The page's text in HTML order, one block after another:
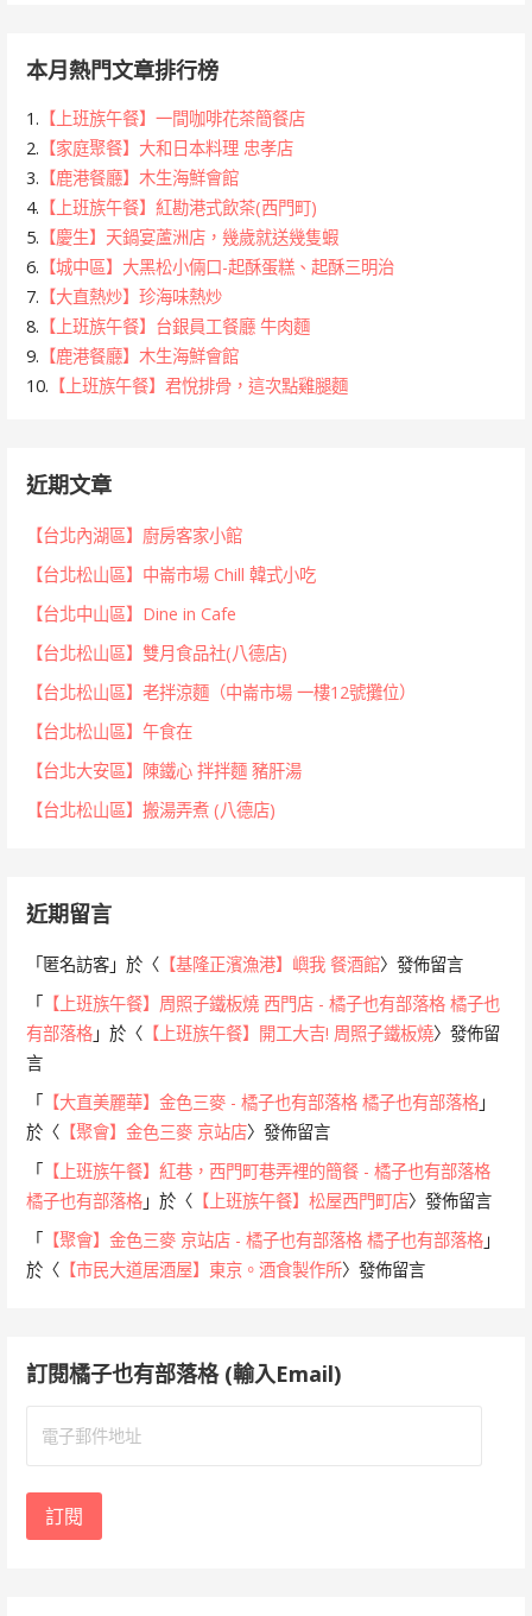
本月熱門文章排行榜
1. 【上班族午餐】一間咖啡花茶簡餐店
2. 【家庭聚餐】大和日本料理 忠孝店
3. 【鹿港餐廳】木生海鮮會館
4. 【上班族午餐】紅勘港式飲茶(西門町)
5. 【慶生】天鍋宴蘆洲店，幾歲就送幾隻蝦
6. 【城中區】大黑松小倆口-起酥蛋糕、起酥三明治
7. 【大直熱炒】珍海味熱炒
8. 【上班族午餐】台銀員工餐廳 牛肉麵
9. 【鹿港餐廳】木生海鮮會館
10. 【上班族午餐】君悅排骨，這次點雞腿麵
近期文章
【台北內湖區】廚房客家小館
【台北松山區】中崙市場 Chill 韓式小吃
【台北中山區】Dine in Cafe
【台北松山區】雙月食品社(八德店)
【台北松山區】老拌涼麵（中崙市場 一樓12號攤位）
【台北松山區】午食在
【台北大安區】陳鐵心 拌拌麵 豬肝湯
【台北松山區】搬湯弄煮 (八德店)
近期留言
「匿名訪客 」於〈 【基隆正濱漁港】嶼我 餐酒館〉發佈留言
「 【上班族午餐】周照子鐵板燒 西門店 - 橘子也有部落格 橘子也
有部落格 」於〈 【上班族午餐】開工大吉! 周照子鐵板燒〉發佈留
言
「 【大直美麗華】金色三麥 - 橘子也有部落格 橘子也有部落格 」
於〈 【聚會】金色三麥 京站店〉發佈留言
「 【上班族午餐】紅巷，西門町巷弄裡的簡餐 - 橘子也有部落格
橘子也有部落格 」於〈 【上班族午餐】松屋西門町店〉發佈留言
「 【聚會】金色三麥 京站店 - 橘子也有部落格 橘子也有部落格 」
於〈 【市民大道居酒屋】東京。酒食製作所〉發佈留言
訂閱橘子也有部落格 (輸入Email)
地
訂閱